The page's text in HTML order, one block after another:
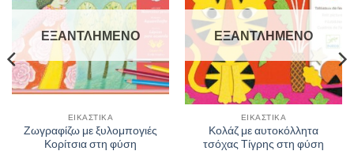
ΕΞΑΝΤΛΗΜΈΝΟ
ΕΙΚΑΣΤΙΚΆ
Ζωγραφίζω με ξυλομπογιές
Κορίτσια στη φύση
ΕΞΑΝΤΛΗΜΈΝΟ
ΕΙΚΑΣΤΙΚΆ
Κολάζ με αυτοκόλλητα
τσόχας Τίγρης στη φύση